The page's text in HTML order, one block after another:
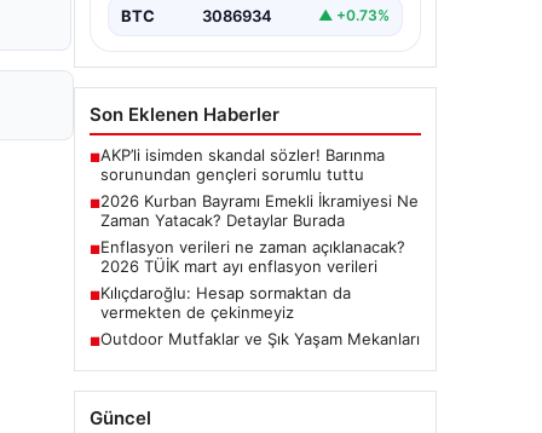
BTC 3086934 ▲ +0.73%
Son Eklenen Haberler
■AKP’li isimden skandal sözler! Barınma
sorunundan gençleri sorumlu tuttu
■2026 Kurban Bayramı Emekli İkramiyesi Ne
Zaman Yatacak? Detaylar Burada
■Enflasyon verileri ne zaman açıklanacak?
2026 TÜİK mart ayı enflasyon verileri
■Kılıçdaroğlu: Hesap sormaktan da
vermekten de çekinmeyiz
■Outdoor Mutfaklar ve Şık Yaşam Mekanları
Güncel